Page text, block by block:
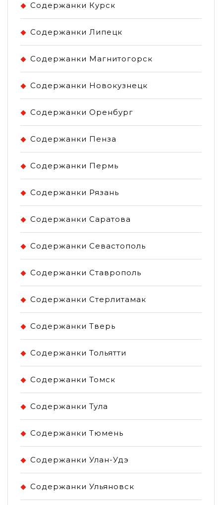
Содержанки Курск
Содержанки Липецк
Содержанки Магнитогорск
Содержанки Новокузнецк
Содержанки Оренбург
Содержанки Пенза
Содержанки Пермь
Содержанки Рязань
Содержанки Саратова
Содержанки Севастополь
Содержанки Ставрополь
Содержанки Стерлитамак
Содержанки Тверь
Содержанки Тольятти
Содержанки Томск
Содержанки Тула
Содержанки Тюмень
Содержанки Улан-Удэ
Содержанки Ульяновск